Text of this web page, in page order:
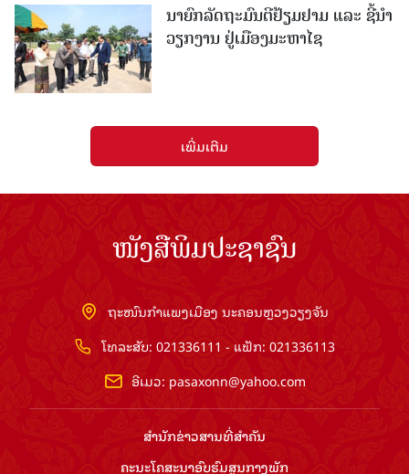
ນາຍົກລັດຖະມົນຕີຢ້ຽມຢາມ ແລະ ຊີ້ນຳ
ວຽກງານ ຢູ່ເມືອງມະຫາໄຊ
ເພີ່ມເຕີມ
ໜັງສືພິມປະຊາຊົນ
ຖະໜົນກຳແພງເມືອງ ນະຄອນຫຼວງວຽງຈັນ
ໂທລະສັບ: 021336111 - ແຟັກ: 021336113
ອີເມວ: pasaxonn@yahoo.com
ສຳ​ນັກ​ຂ່າວ​ສານ​ທີ່​ສຳ​ຄັນ​
ຄະນະໂຄສະນາອົບຮົມ​ສູນ​ກາງ​ພັກ